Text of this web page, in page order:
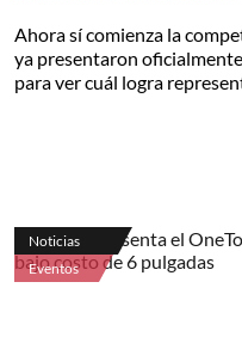
Ahora sí comienza la
ya presentaron
para ver cuál logra
Noticias
Eventos